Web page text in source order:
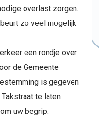
overlast zorgen.
zo veel mogelijk
een rondje over
de Gemeente
is gegeven
te laten
uw begrip.